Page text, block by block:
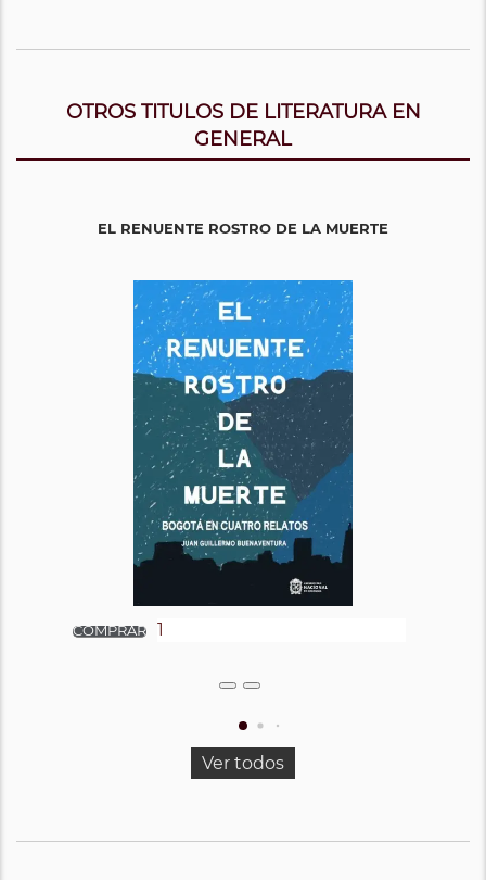
OTROS TITULOS DE LITERATURA EN
GENERAL
EL RENUENTE ROSTRO DE LA MUERTE
Ver todos